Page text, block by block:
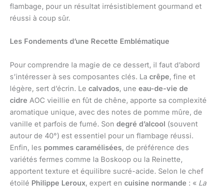
flambage, pour un résultat irrésistiblement gourmand et
réussi à coup sûr.
Les Fondements d’une Recette Emblématique
Pour comprendre la magie de ce dessert, il faut d’abord
s’intéresser à ses composantes clés. La crêpe, fine et
légère, sert d’écrin. Le calvados, une eau-de-vie de
cidre AOC vieillie en fût de chêne, apporte sa complexité
aromatique unique, avec des notes de pomme mûre, de
vanille et parfois de fumé. Son degré d’alcool (souvent
autour de 40°) est essentiel pour un flambage réussi.
Enfin, les pommes caramélisées, de préférence des
variétés fermes comme la Boskoop ou la Reinette,
apportent texture et équilibre sucré-acide. Selon le chef
étoilé Philippe Leroux, expert en cuisine normande : « La